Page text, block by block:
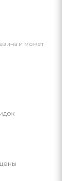
и может